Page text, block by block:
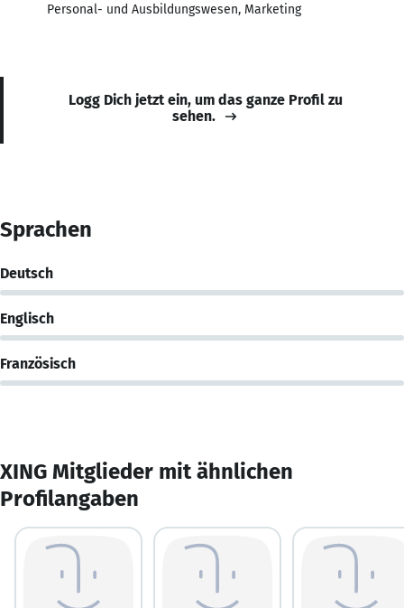
Personal- und Ausbildungswesen, Marketing
Logg Dich jetzt ein, um das ganze Profil zu
sehen.
Sprachen
Deutsch
Englisch
Französisch
XING Mitglieder mit ähnlichen
Profilangaben